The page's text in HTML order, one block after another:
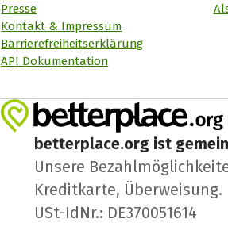
Presse
Kontakt & Impressum
Barrierefreiheitserklärung
API Dokumentation
betterplace.org ist
Unsere
Kreditkarte, Überweisung.
USt-IdNr.: DE370051614